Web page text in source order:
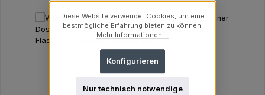
Diese Website verwendet Cookies, um eine
bestmögliche Erfahrung bieten zu können.
Mehr Informationen ...
Nur technisch notwendige
Konfigurieren